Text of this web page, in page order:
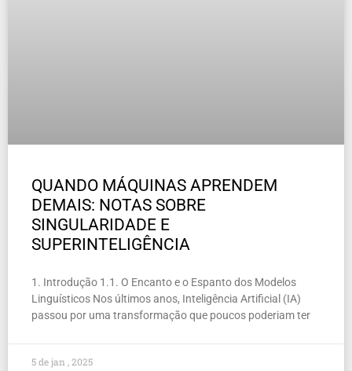
QUANDO MÁQUINAS APRENDEM
DEMAIS: NOTAS SOBRE
SINGULARIDADE E
SUPERINTELIGÊNCIA
1. Introdução 1.1. O Encanto e o Espanto dos Modelos
Linguísticos Nos últimos anos, Inteligência Artificial (IA)
passou por uma transformação que poucos poderiam ter
5 de jan , 2025